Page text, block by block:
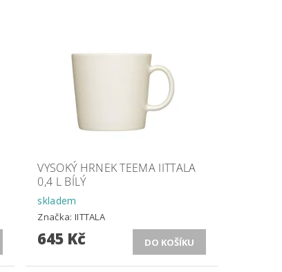
VYSOKÝ HRNEK TEEMA IITTALA
0,4 L BÍLÝ
skladem
Značka: IITTALA
645 Kč